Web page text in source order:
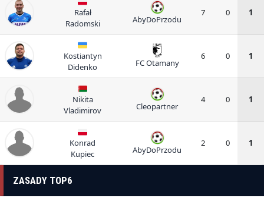
Rafał
Radomski
AbyDoPrzodu
7 0 1
Kostiantyn
Didenko
FC Otamany
6 0 1
Nikita
Vladimirov
Cleopartner
4 0 1
Konrad
Kupiec
AbyDoPrzodu
2 0 1
ZASADY TOP6